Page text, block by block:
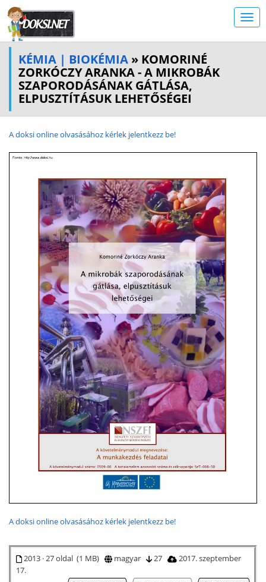
KÉMIA | BIOKÉMIA » KOMORINÉ
ZORKÓCZY ARANKA - A MIKROBÁK
SZAPORODÁSÁNAK GÁTLÁSA,
ELPUSZTÍTÁSUK LEHETŐSÉGEI
A doksi online olvasásához kérlek jelentkezz be!
A doksi online olvasásához kérlek jelentkezz be!
2013 · 27 oldal (1 MB) magyar 27
2017. szeptember
17.